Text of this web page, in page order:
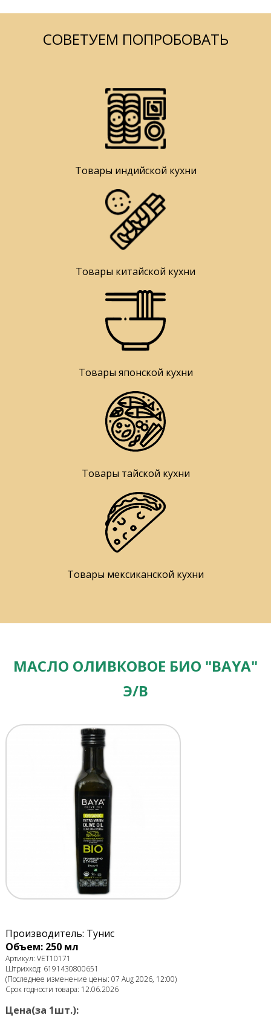
СОВЕТУЕМ ПОПРОБОВАТЬ
Товары индийской кухни
Товары китайской кухни
Товары японской кухни
Товары тайской кухни
Товары мексиканской кухни
МАСЛО ОЛИВКОВОЕ БИО "BAYA"
Э/В
Производитель: Тунис
Объем: 250 мл
Артикул: VET10171
Штрихкод: 6191430800651
(Последнее изменение цены: 07 Aug 2026, 12:00)
Срок годности товара: 12.06.2026
Цена(за 1шт.):